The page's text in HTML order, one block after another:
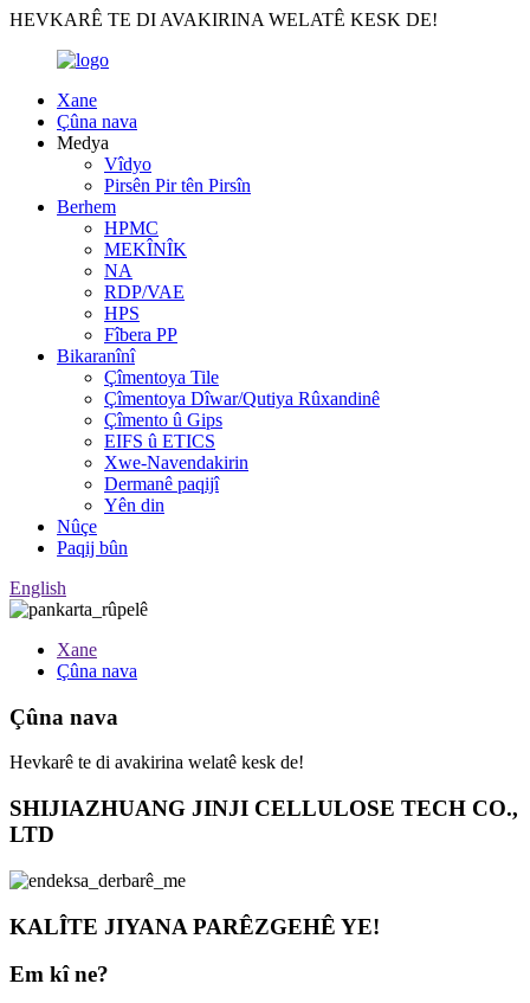
HEVKARÊ TE DI AVAKIRINA WELATÊ KESK DE!
Xane
Çûna nava
Medya
Vîdyo
Pirsên Pir tên Pirsîn
Berhem
HPMC
MEKÎNÎK
NA
RDP/VAE
HPS
Fîbera PP
Bikaranînî
Çîmentoya Tile
Çîmentoya Dîwar/Qutiya Rûxandinê
Çîmento û Gips
EIFS û ETICS
Xwe-Navendakirin
Dermanê paqijî
Yên din
Nûçe
Paqij bûn
English
Xane
Çûna nava
Çûna nava
Hevkarê te di avakirina welatê kesk de!
SHIJIAZHUANG JINJI CELLULOSE TECH CO.,
LTD
KALÎTE JIYANA PARÊZGEHÊ YE!
Em kî ne?